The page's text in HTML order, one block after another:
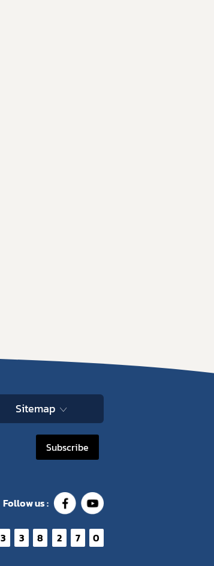
Sitemap
Subscribe
Follow us :
3 3 8 2 7 0